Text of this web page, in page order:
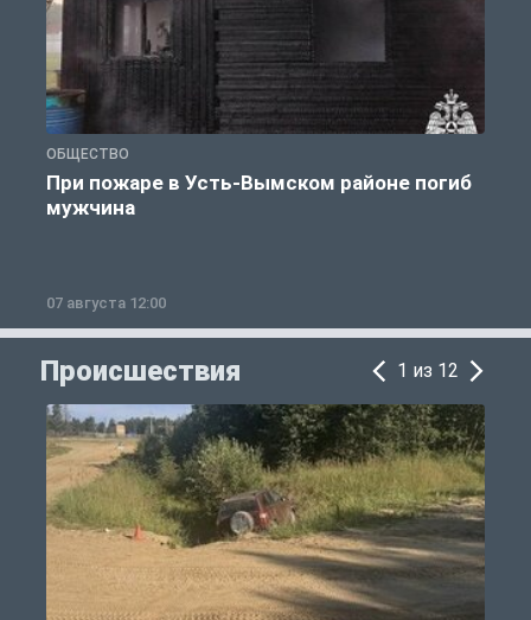
ОБЩЕСТВО
При пожаре в Усть-Вымском районе погиб
мужчина
07 августа 12:00
Происшествия 1 из 12